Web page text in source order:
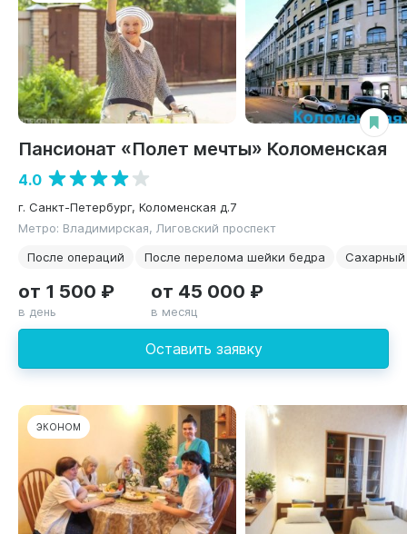
Пансионат «Полет мечты» Коломенская
4.0
г. Санкт-Петербург, Коломенская д.7
Метро: Владимирская, Лиговский проспект
После операций
После перелома шейки бедра
Оставить заявку
от 1 500 ₽
в день
от 45 000 ₽
в месяц
ЭКОНОМ